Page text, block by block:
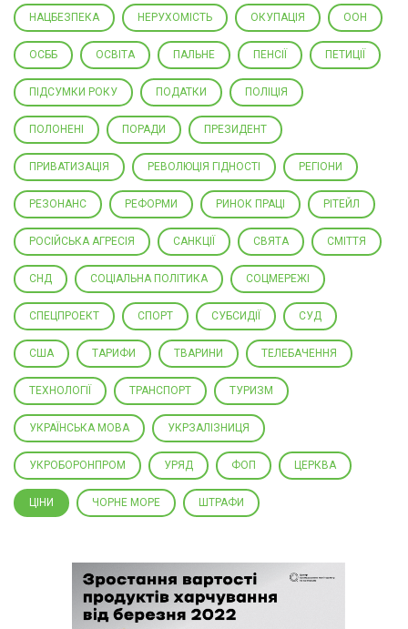
НАЦБЕЗПЕКА НЕРУХОМІСТЬ ОКУПАЦІЯ ООН
ОСББ ОСВІТА ПАЛЬНЕ ПЕНСІЇ ПЕТИЦІЇ
ПІДСУМКИ РОКУ ПОДАТКИ ПОЛІЦІЯ
ПОЛОНЕНІ ПОРАДИ ПРЕЗИДЕНТ
ПРИВАТИЗАЦІЯ РЕВОЛЮЦІЯ ГІДНОСТІ РЕГІОНИ
РЕЗОНАНС РЕФОРМИ РИНОК ПРАЦІ РІТЕЙЛ
РОСІЙСЬКА АГРЕСІЯ САНКЦІЇ СВЯТА СМІТТЯ
СНД СОЦІАЛЬНА ПОЛІТИКА СОЦМЕРЕЖІ
СПЕЦПРОЕКТ СПОРТ СУБСИДІЇ СУД
США ТАРИФИ ТВАРИНИ ТЕЛЕБАЧЕННЯ
ТЕХНОЛОГІЇ ТРАНСПОРТ ТУРИЗМ
УКРАЇНСЬКА МОВА УКРЗАЛІЗНИЦЯ
УКРОБОРОНПРОМ УРЯД ФОП ЦЕРКВА
ЦІНИ ЧОРНЕ МОРЕ ШТРАФИ